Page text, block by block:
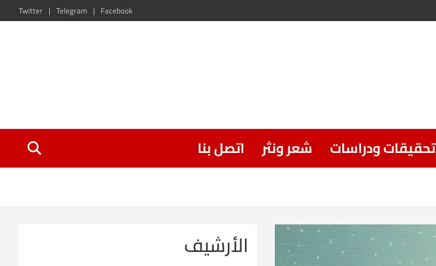
Facebook
Telegram
Twitter
تحقيقات ودراسات شعر ونثر
اتصل بنا
الأرشيف